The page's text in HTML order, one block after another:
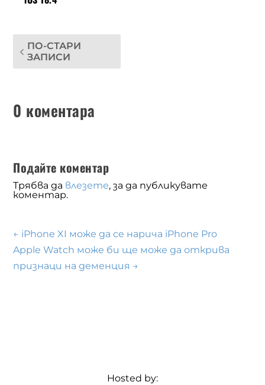
ПО-СТАРИ
ЗАПИСИ
0 коментара
Подайте коментар
Трябва да влезете, за да публикувате
коментар.
← iPhone XI може да се нарича iPhone Pro
Apple Watch може би ще може да открива
признаци на деменция →
Hosted by: